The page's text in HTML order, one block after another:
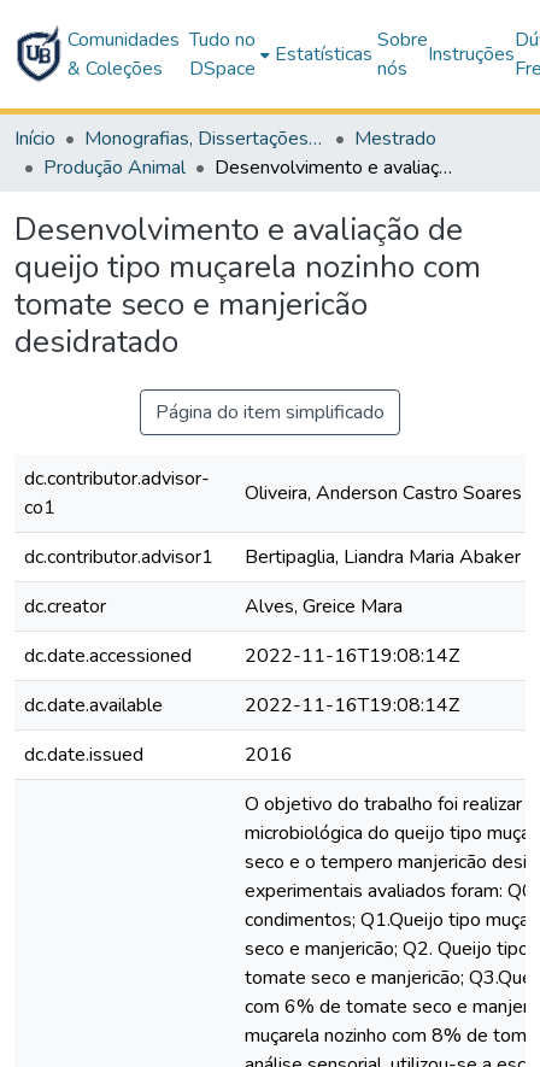
Comunidades
& Coleções
Tudo no
DSpace
Estatísticas
Sobre
nós
Instruções
Início Monografias, Dissertações e Teses
Mestrado
Produção Animal
Desenvolvimento e avaliação de queijo tipo muçarela nozinho com tomate seco e manjericão desidratado
Desenvolvimento e avaliação de
queijo tipo muçarela nozinho com
tomate seco e manjericão
desidratado
Página do item simplificado
dc.contributor.advisor-
co1
Oliveira, Anderson Castro Soares
dc.contributor.advisor1
Bertipaglia, Liandra Maria Abaker
dc.creator
Alves, Greice Mara
dc.date.accessioned
2022-11-16T19:08:14Z
dc.date.available
2022-11-16T19:08:14Z
dc.date.issued
2016
O objetivo do trabalho foi realizar
microbiológica do queijo tipo
seco e o tempero manjericão
experimentais avaliados foram:
condimentos; Q1.Queijo tipo
seco e manjericão; Q2. Queijo tipo
tomate seco e manjericão;
com 6% de tomate seco e
muçarela nozinho com 8% de